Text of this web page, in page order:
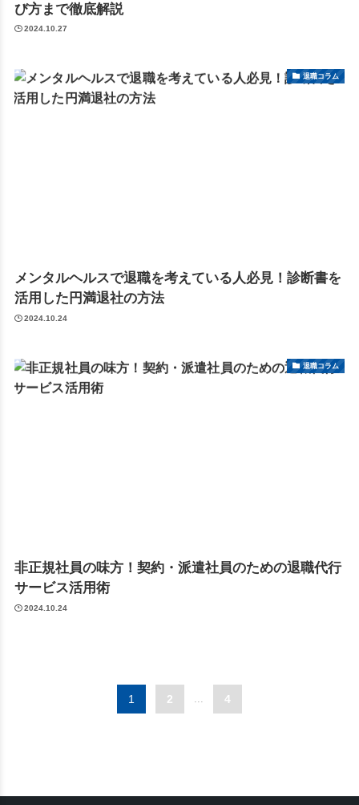
び方まで徹底解説
2024.10.27
退職コラム
メンタルヘルスで退職を考えている人必見！診断書を
活用した円満退社の方法
2024.10.24
退職コラム
非正規社員の味方！契約・派遣社員のための退職代行
サービス活用術
2024.10.24
1 2 ... 4